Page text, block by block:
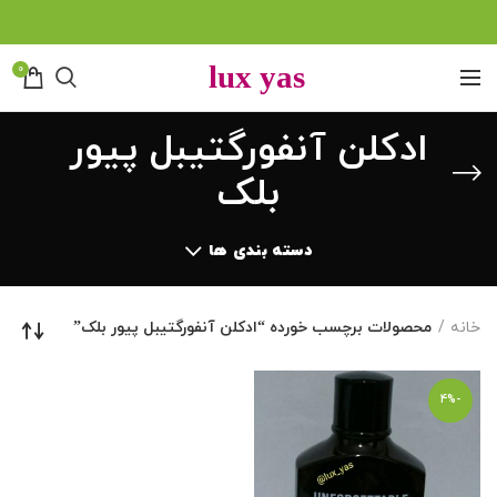
0
ادکلن آنفورگتیبل پیور
بلک
دسته بندی ها
خانه محصولات برچسب خورده “ادکلن آنفورگتیبل پیور بلک”
-4%